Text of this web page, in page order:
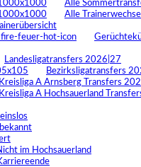
Alle
Alle
Landesligatransfers 2026|27
Bezirksligatransfers
Kreisliga A Arnsberg Transfers
Kreisliga A Hochsauerland
im Hochsauerland